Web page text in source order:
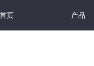
首页 产品